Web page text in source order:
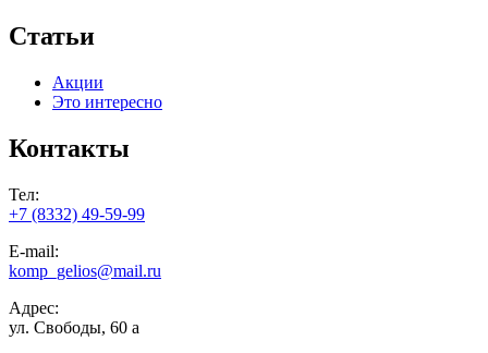
Статьи
Акции
Это интересно
Контакты
Тел:
+7 (8332) 49-59-99
E-mail:
komp_gelios@mail.ru
Адрес:
ул. Свободы, 60 а